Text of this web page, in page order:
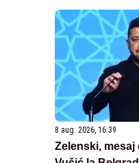
8 aug. 2026, 16:39
Zelenski, mesaj